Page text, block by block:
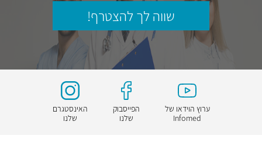
שווה לך להצטרף!
ערוץ הוידאו של
Infomed
הפייסבוק
שלנו
האינסטגרם
שלנו